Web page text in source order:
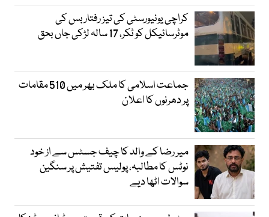
کراچی یونیورسٹی کی تیز رفتار بس کی
موٹرسائیکل کو ٹکر، 17 سالہ لڑکی جاں بحق
جماعت اسلامی کا ملک بھر میں 510 مقامات
پر دھرنوں کا اعلان
میر رضا کے والد کا چیف جسٹس سے از خود
نوٹس کا مطالبہ، پولیس تفتیش پر سنگین
سوالات اٹھا دیے